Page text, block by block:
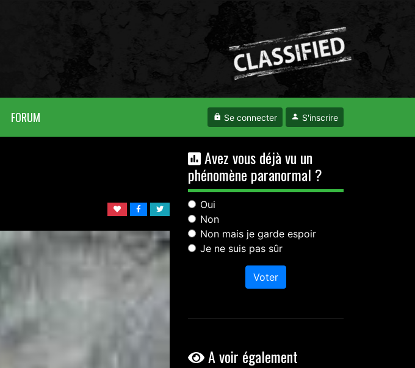
FORUM Se connecter S'inscrire
Avez vous déjà vu un
phénomène paranormal ?
Oui
Non
Non mais je garde espoir
Je ne suis pas sûr
Voter
A voir également